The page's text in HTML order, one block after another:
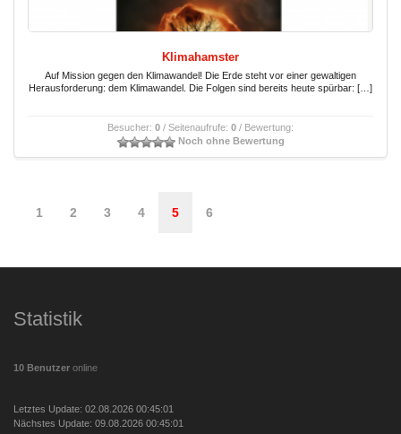
Klimahamster
Auf Mission gegen den Klimawandel! Die Erde steht vor einer gewaltigen
Herausforderung: dem Klimawandel. Die Folgen sind bereits heute spürbar: […]
Besucher: 0 / Seitenaufrufe: 0 / Bewertung:
Noch ohne Bewertung
1 2 3 4 5 6
Statistik
10 Benutzer online
Letztes Update: 02.08.2026 00:45:01
Nächstes Update: 09.08.2026 00:45:01